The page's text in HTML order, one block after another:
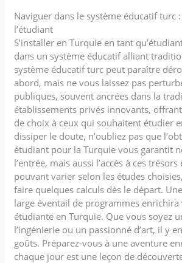
Naviguer dans le système éducatif turc
l’étudiant
S’installer en Turquie en tant
dans un système éducatif alliant
système éducatif turc peut paraître
abord, mais ne vous laissez pas
publiques, souvent ancrées dans la
établissements privés innovants,
de choix à ceux qui souhaitent étudier
dissiper le doute, n’oubliez pas que
étudiant pour la Turquie vous garantit
l’entrée, mais aussi l’accès à ces
pouvant varier selon les études
faire quelques calculs dès le départ.
large éventail de programmes
étudiante en Turquie. Que vous soyez
l’ingénierie ou un passionné d’art, il y
goûts. Préparez-vous à une aventure
chaque jour est une leçon de